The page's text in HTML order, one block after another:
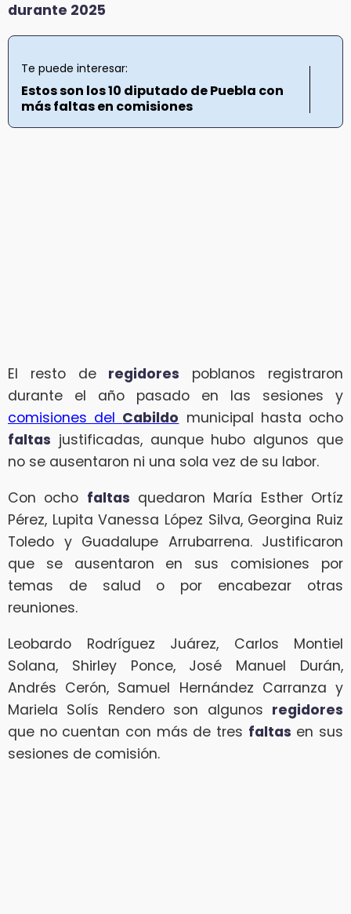
durante 2025
Te puede interesar:
Estos son los 10 diputado de Puebla con
más faltas en comisiones
El resto de regidores poblanos registraron
durante el año pasado en las sesiones y
comisiones del Cabildo municipal hasta ocho
faltas justificadas, aunque hubo algunos que
no se ausentaron ni una sola vez de su labor.
Con ocho faltas quedaron María Esther Ortíz
Pérez, Lupita Vanessa López Silva, Georgina Ruiz
Toledo y Guadalupe Arrubarrena. Justificaron
que se ausentaron en sus comisiones por
temas de salud o por encabezar otras
reuniones.
Leobardo Rodríguez Juárez, Carlos Montiel
Solana, Shirley Ponce, José Manuel Durán,
Andrés Cerón, Samuel Hernández Carranza y
Mariela Solís Rendero son algunos regidores
que no cuentan con más de tres faltas en sus
sesiones de comisión.